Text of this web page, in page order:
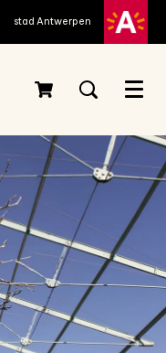
stad Antwerpen
Menu